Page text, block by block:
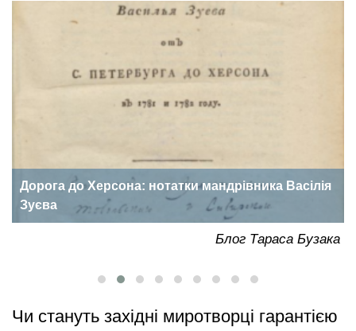
Дорога до Херсона: нотатки мандрівника Васілія
Зуєва
Блог Тараса Бузака
Чи стануть західні миротворці гарантією